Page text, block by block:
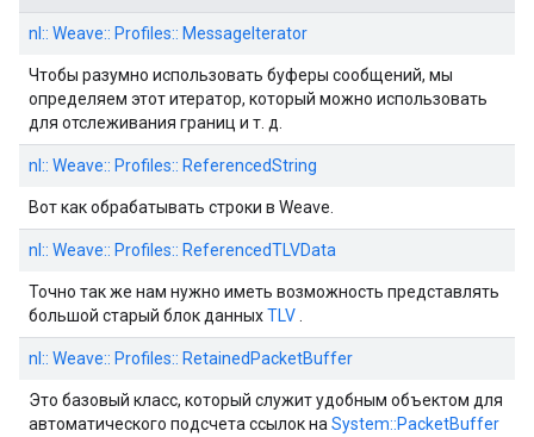
nl:: Weave:: Profiles:: MessageIterator
Чтобы разумно использовать буферы сообщений, мы
определяем этот итератор, который можно использовать
для отслеживания границ и т. д.
nl:: Weave:: Profiles:: ReferencedString
Вот как обрабатывать строки в Weave.
nl:: Weave:: Profiles:: ReferencedTLVData
Точно так же нам нужно иметь возможность представлять
большой старый блок данныхTLV
nl:: Weave:: Profiles:: RetainedPacketBuffer
Это базовый класс, который служит удобным объектом для
автоматического подсчета ссылок на System::PacketBuffer